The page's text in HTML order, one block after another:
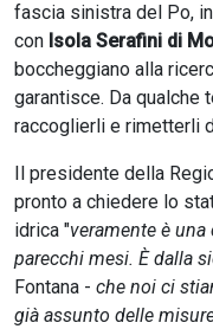
fascia sinistra del Po,
con Isola Serafini di
boccheggiano alla
garantisce. Da qualche
raccoglierli e rimetterli
Il presidente della
pronto a chiedere lo
idrica "veramente è
parecchi mesi. È dalla
Fontana - che noi ci
già assunto delle